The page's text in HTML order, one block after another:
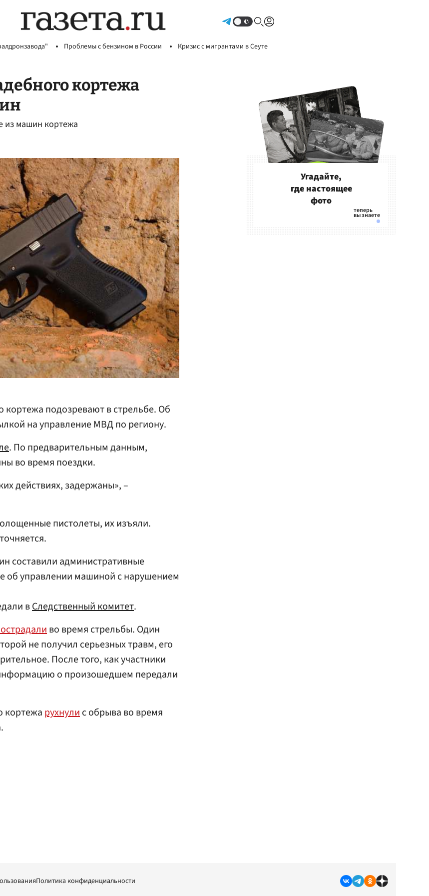
Проблемы с бензином в России Кризис с мигрантами в Сеуте
кортежа
из машин кортежа
кортежа подозревают в стрельбе. Об
на управление МВД по региону.
. По предварительным данным,
во время поездки.
действиях, задержаны», –
пистолеты, их изъяли.
составили административные
об управлении машиной с нарушением
вСледственный комитет.
во время стрельбы. Один
не получил серьезных травм, его
После того, как участники
о произошедшем передали
кортежа рухнулис обрыва во время
Угадайте,
где настоящее
фото
Политика конфиденциальности